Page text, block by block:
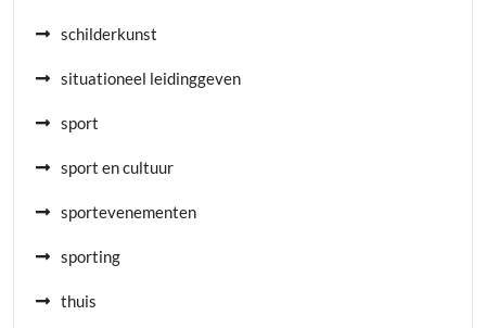
schilderkunst
situationeel leidinggeven
sport
sport en cultuur
sportevenementen
sporting
thuis